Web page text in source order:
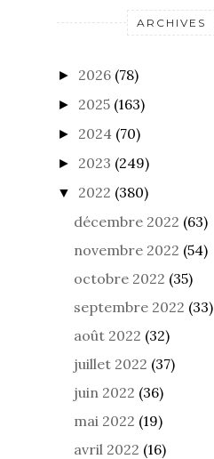
ARCHIVES
► 2026 (78)
► 2025 (163)
► 2024 (70)
► 2023 (249)
▼ 2022 (380)
décembre 2022 (63)
novembre 2022 (54)
octobre 2022 (35)
septembre 2022 (33)
août 2022 (32)
juillet 2022 (37)
juin 2022 (36)
mai 2022 (19)
avril 2022 (16)